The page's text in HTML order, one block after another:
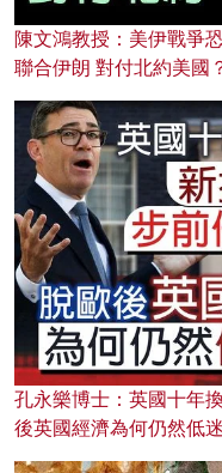
陳文鴻教授：美伊戰爭
聯合伊朗 對付北約美國
孔永樂博士：英國十年
後英國經濟為何仍然低